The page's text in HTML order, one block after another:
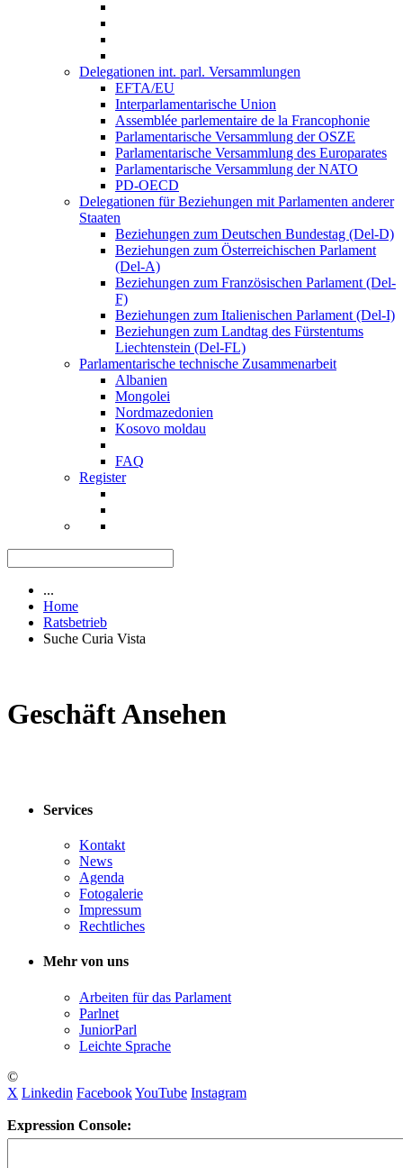
Delegationen int. parl. Versammlungen
EFTA/EU
Interparlamentarische Union
Assemblée parlementaire de la Francophonie
Parlamentarische Versammlung der OSZE
Parlamentarische Versammlung des Europarates
Parlamentarische Versammlung der NATO
PD-OECD
Delegationen für Beziehungen mit Parlamenten anderer
Staaten
Beziehungen zum Deutschen Bundestag (Del-D)
Beziehungen zum Österreichischen Parlament
(Del-A)
Beziehungen zum Französischen Parlament (Del-
F)
Beziehungen zum Italienischen Parlament (Del-I)
Beziehungen zum Landtag des Fürstentums
Liechtenstein (Del-FL)
Parlamentarische technische Zusammenarbeit
Albanien
Mongolei
Nordmazedonien
Kosovo moldau
FAQ
Register
...
Home
Ratsbetrieb
Suche Curia Vista
Geschäft Ansehen
Services
Kontakt
News
Agenda
Fotogalerie
Impressum
Rechtliches
Mehr von uns
Arbeiten für das Parlament
Parlnet
JuniorParl
Leichte Sprache
©
X Linkedin FacebookYouTube Instagram
Expression Console: